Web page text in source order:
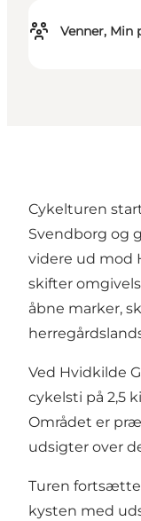
Venner, Min
Cykelturen
Svendborg og
videre ud mod
skifter
åbne marker,
Ved Hvidkilde
cykelsti på 2,5
Området er
udsigter over
Turen
kysten med